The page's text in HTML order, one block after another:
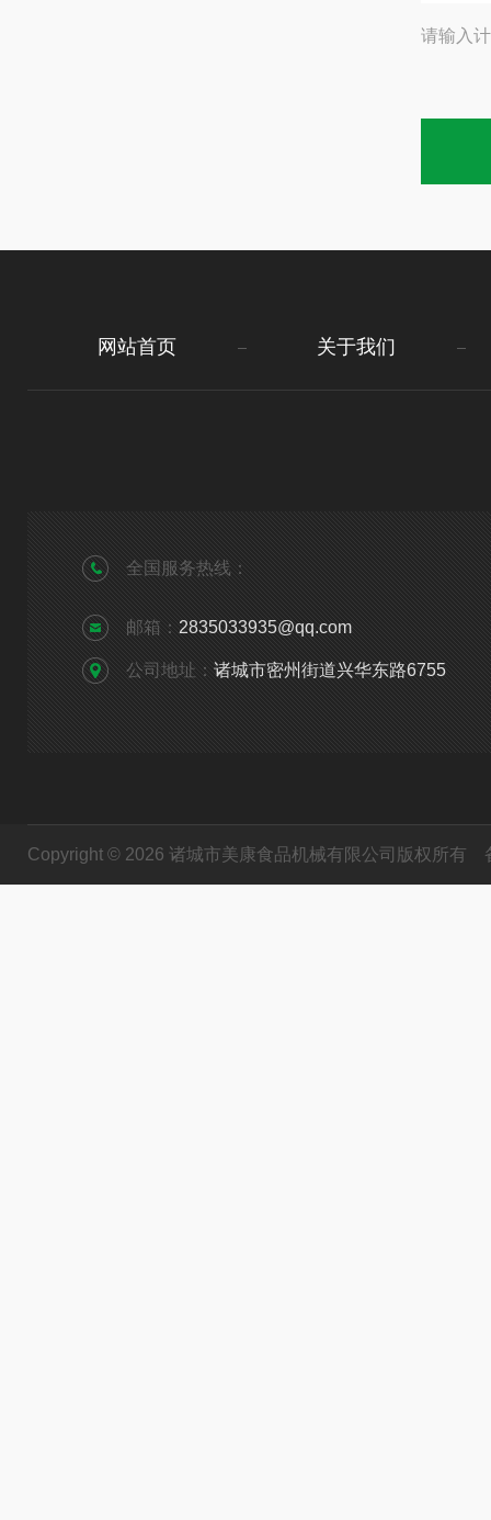
请输入
网站首页 关于我们
全国服务热线：
邮箱： 2835033935@qq.com
公司地址： 诸城市密州街道兴华东路6755
Copyright © 2026 诸城市美康食品机械有限公司版权所有